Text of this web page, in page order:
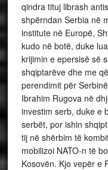
qindra tituj librash
shpërndan Serbia në
institute në Europë,
kudo në botë, duke
krijimin e epersisë së
shqiptarëve dhe me
perendimit për
Ibrahim Rugova në
investim serb, duke e
serbët, por ishin
tij në shërbim të
mobilizoi NATO-n të
Kosovën. Kjo vepër e